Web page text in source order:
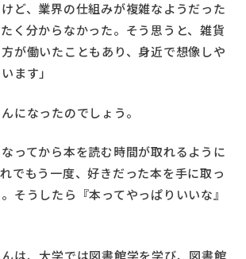
けど、業界の仕組みが複雑なようだった
く分からなかった。そう思うと、雑貨
が働いたこともあり、身近で想像しや
ます」
になったのでしょう。
なってから本を読む時間が取れるように
でもう一度、好きだった本を手に取っ
そうしたら『本ってやっぱりいいな』
は、大学では図書館学を学び、図書館